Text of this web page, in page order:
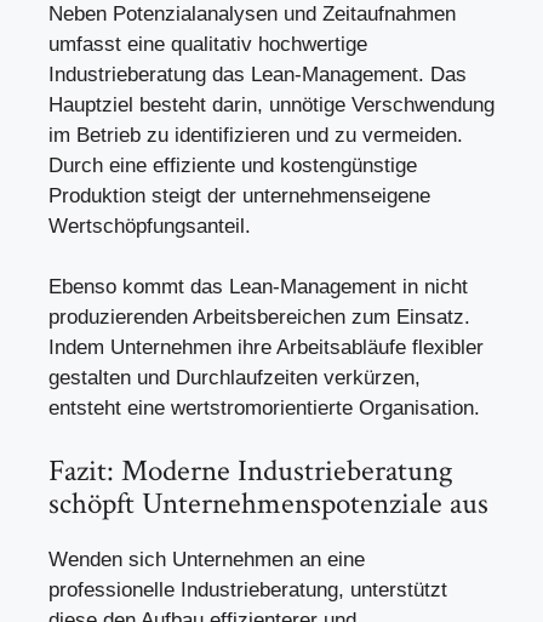
Neben Potenzialanalysen und Zeitaufnahmen
umfasst eine qualitativ hochwertige
Industrieberatung das Lean-Management. Das
Hauptziel besteht darin, unnötige Verschwendung
im Betrieb zu identifizieren und zu vermeiden.
Durch eine effiziente und kostengünstige
Produktion steigt der unternehmenseigene
Wertschöpfungsanteil.
Ebenso kommt das Lean-Management in nicht
produzierenden Arbeitsbereichen zum Einsatz.
Indem Unternehmen ihre Arbeitsabläufe flexibler
gestalten und Durchlaufzeiten verkürzen,
entsteht eine wertstromorientierte Organisation.
Fazit: Moderne Industrieberatung
schöpft Unternehmenspotenziale aus
Wenden sich Unternehmen an eine
professionelle Industrieberatung, unterstützt